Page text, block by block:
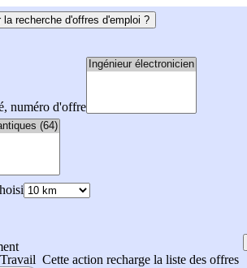
la recherche d'offres d'emploi ?
numéro d'offre
Cette action recharge la liste des offres